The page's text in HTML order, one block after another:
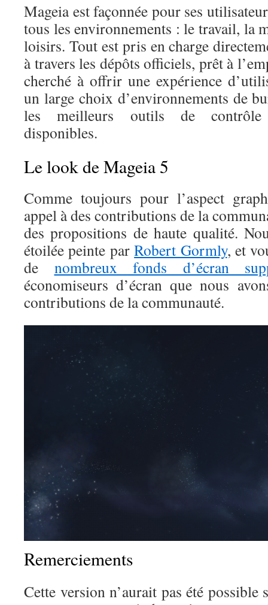
Mageia est façonnée pour ses
tous les environnements : le travail, la
loisirs. Tout est pris en charge
à travers les dépôts officiels, prêt à
cherché à offrir une expérience
un large choix d’environnements de
les meilleurs outils de contrôle
disponibles.
Le look de Mageia 5
Comme toujours pour l’aspect
appel à des contributions de la
des propositions de haute qualité.
étoilée peinte parRobert Gormly, et
de nombreux fonds d’écran
économiseurs d’écran que nous
contributions de la communauté.
Remerciements
Cette version n’aurait pas été possible